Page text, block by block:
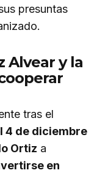
presuntas
Alvear y la
tras el
4 de diciembre
Ortiz a
en